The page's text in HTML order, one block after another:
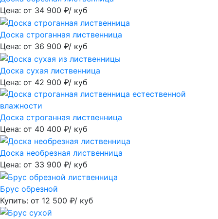
Цена: от 34 900 ₽/ куб
Доска строганная лиственница
Цена: от 36 900 ₽/ куб
Доска сухая лиственница
Цена: от 42 900 ₽/ куб
Доска строганная лиственница
Цена: от 40 400 ₽/ куб
Доска необрезная лиственница
Цена: от 33 900 ₽/ куб
Брус обрезной
Купить: от 12 500 ₽/ куб